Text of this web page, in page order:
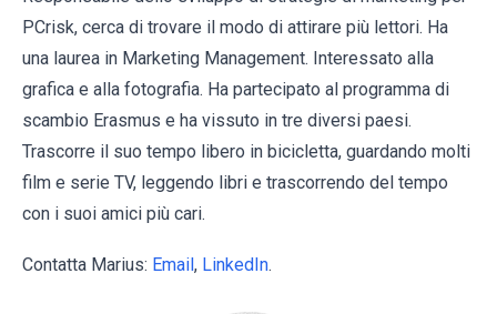
PCrisk, cerca di trovare il modo di attirare più lettori. Ha
una laurea in Marketing Management. Interessato alla
grafica e alla fotografia. Ha partecipato al programma di
scambio Erasmus e ha vissuto in tre diversi paesi.
Trascorre il suo tempo libero in bicicletta, guardando molti
film e serie TV, leggendo libri e trascorrendo del tempo
con i suoi amici più cari.
Contatta Marius: Email, LinkedIn.